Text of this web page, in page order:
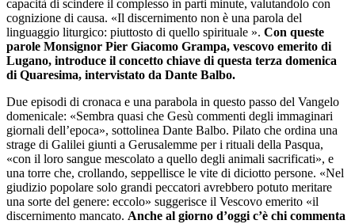
capacità di scindere il complesso in parti minute, valutandolo con
cognizione di causa. «Il discernimento non è una parola del
linguaggio liturgico: piuttosto di quello spirituale ». Con queste
parole Monsignor Pier Giacomo Grampa, vescovo emerito di
Lugano, introduce il concetto chiave di questa terza domenica
di Quaresima, intervistato da Dante Balbo.
Due episodi di cronaca e una parabola in questo passo del Vangelo
domenicale: «Sembra quasi che Gesù commenti degli immaginari
giornali dell’epoca», sottolinea Dante Balbo. Pilato che ordina una
strage di Galilei giunti a Gerusalemme per i rituali della Pasqua,
«con il loro sangue mescolato a quello degli animali sacrificati», e
una torre che, crollando, seppellisce le vite di diciotto persone. «Nel
giudizio popolare solo grandi peccatori avrebbero potuto meritare
una sorte del genere: eccolo» suggerisce il Vescovo emerito «il
discernimento mancato. Anche al giorno d’oggi c’è chi commenta